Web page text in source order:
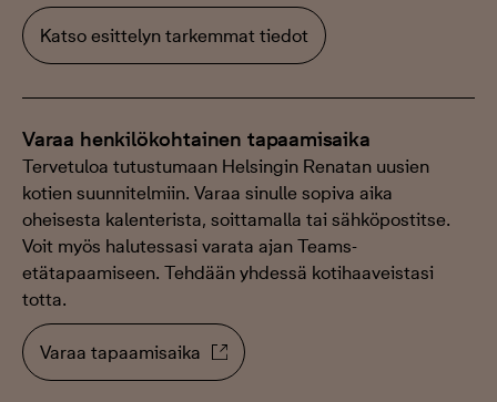
Katso esittelyn tarkemmat tiedot
Varaa henkilökohtainen tapaamisaika
Tervetuloa tutustumaan Helsingin Renatan uusien
kotien suunnitelmiin. Varaa sinulle sopiva aika
oheisesta kalenterista, soittamalla tai sähköpostitse.
Voit myös halutessasi varata ajan Teams-
etätapaamiseen. Tehdään yhdessä kotihaaveistasi
totta.
Varaa tapaamisaika